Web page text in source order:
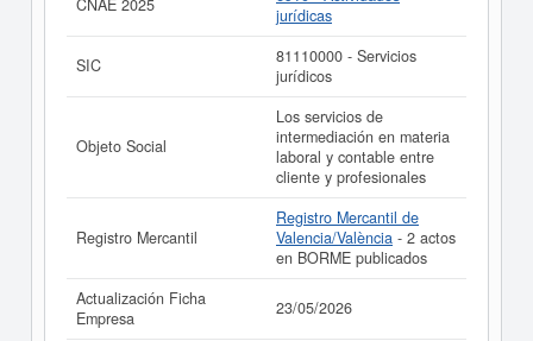
CNAE 2025
jurídicas
SIC
81110000 - Servicios
jurídicos
Objeto Social
Los servicios de
intermediación en materia
laboral y contable entre
cliente y profesionales
Registro Mercantil
Registro Mercantil de
Valencia/València - 2 actos
en BORME publicados
Actualización Ficha
Empresa
23/05/2026